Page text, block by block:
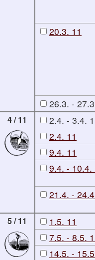
20.3. 11
26.3. -
4 / 11
2.4. - 3.4.
2.4. 11
9.4. 11
9.4. - 10.4.
21.4. -
5 / 11
1.5. 11
7.5. - 8.5.
14.5. -